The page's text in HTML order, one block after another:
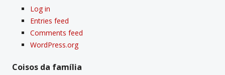
Log in
Entries feed
Comments feed
WordPress.org
Coisos da famí­lia